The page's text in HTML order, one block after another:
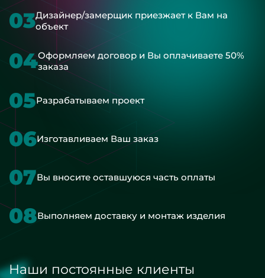
03Дизайнер/замерщик приезжает к Вам на
объект
04Оформляем договор и Вы оплачиваете 50%
заказа
05Разрабатываем проект
06Изготавливаем Ваш заказ
07Вы вносите оставшуюся часть оплаты
08Выполняем доставку и монтаж изделия
Наши постоянные клиенты